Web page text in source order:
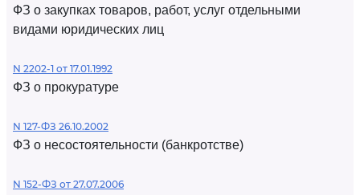
ФЗ о закупках товаров, работ, услуг отдельными
видами юридических лиц
N 2202-1 от 17.01.1992
ФЗ о прокуратуре
N 127-ФЗ 26.10.2002
ФЗ о несостоятельности (банкротстве)
N 152-ФЗ от 27.07.2006